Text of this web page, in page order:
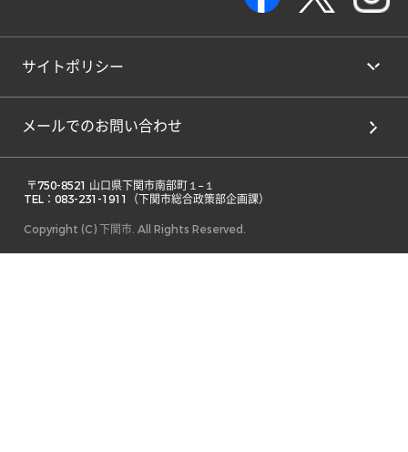
サイトポリシー
メールでのお問い合わせ
TEL：083-231-1911（下関市総合政策部企画課）
Copyright (C) 下関市. All Rights Reserved.